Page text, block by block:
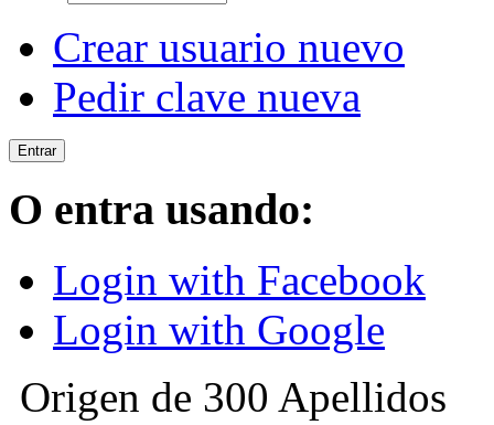
Crear usuario nuevo
Pedir clave nueva
O entra usando:
Login with Facebook
Login with Google
Origen de 300 Apellidos